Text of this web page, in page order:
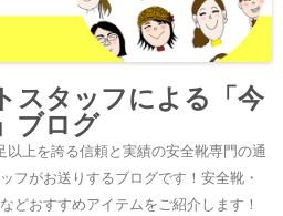
スタッフによる「今
ブログ
以上を誇る信頼と実績の安全靴専門の通
フがお送りするブログです！安全靴・
どおすすめアイテムをご紹介します！